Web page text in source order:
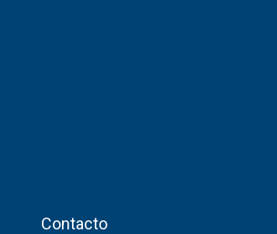
Contacto